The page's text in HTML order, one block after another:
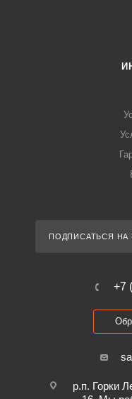
ПОДПИСАТЬСЯ НА
+7
р.п. Горки